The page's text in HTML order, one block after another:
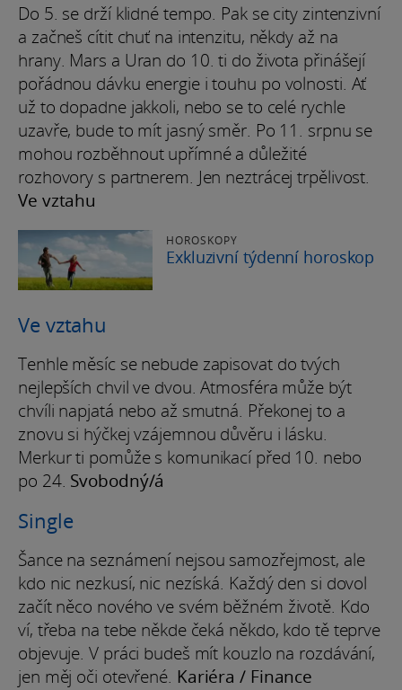
Do 5. se drží klidné tempo. Pak se city zintenzivní
a začneš cítit chuť na intenzitu, někdy až na
hrany. Mars a Uran do 10. ti do života přinášejí
pořádnou dávku energie i touhu po volnosti. Ať
už to dopadne jakkoli, nebo se to celé rychle
uzavře, bude to mít jasný směr. Po 11. srpnu se
mohou rozběhnout upřímné a důležité
rozhovory s partnerem. Jen neztrácej trpělivost.
Ve vztahu
HOROSKOPY
Exkluzivní týdenní horoskop
Ve vztahu
Tenhle měsíc se nebude zapisovat do tvých
nejlepších chvil ve dvou. Atmosféra může být
chvíli napjatá nebo až smutná. Překonej to a
znovu si hýčkej vzájemnou důvěru i lásku.
Merkur ti pomůže s komunikací před 10. nebo
po 24. Svobodný/á
Single
Šance na seznámení nejsou samozřejmost, ale
kdo nic nezkusí, nic nezíská. Každý den si dovol
začít něco nového ve svém běžném životě. Kdo
ví, třeba na tebe někde čeká někdo, kdo tě teprve
objevuje. V práci budeš mít kouzlo na rozdávání,
jen měj oči otevřené. Kariéra / Finance